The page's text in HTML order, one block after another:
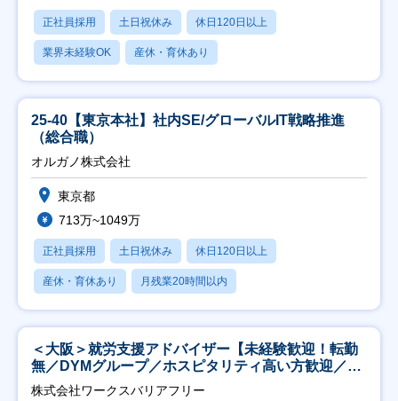
正社員採用 土日祝休み 休日120日以上
業界未経験OK 産休・育休あり
25-40【東京本社】社内SE/グローバルIT戦略推進
（総合職）
オルガノ株式会社
東京都
713万~1049万
正社員採用 土日祝休み 休日120日以上
産休・育休あり 月残業20時間以内
＜大阪＞就労支援アドバイザー【未経験歓迎！転勤
無／DYMグループ／ホスピタリティ高い方歓迎／土
日祝】
株式会社ワークスバリアフリー